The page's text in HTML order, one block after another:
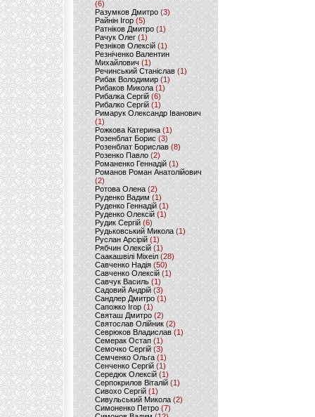
(6)
Разумков Дмитро (3)
Райнін Ігор(5)
Ратніков Дмитро (1)
Рачук Олег (1)
Резніков Олексій(1)
Резніченко Валентин
Михайлович (1)
Речинський Станіслав (1)
Рибак Володимир(1)
Рибаков Микола(1)
Рибалка Сергій (6)
Рибалко Сергій (1)
Римарук Олександр Іванович
(1)
Рожкова Катерина(1)
Розенблат Борис (3)
Розенблат Борислав (8)
Розенко Павло (2)
Романенко Геннадій (1)
Романов Роман Анатолійович
(2)
Ротова Олена(2)
Руденко Вадим (1)
Руденко Геннадій (1)
Руденко Олексій(1)
Рудик Сергій(6)
Рудьковський Микола (1)
Руслан Арсірій(1)
Рябчин Олексій (1)
Саакашвілі Міхеіл(28)
Савченко Надія (50)
Савченко Олексій(1)
Савчук Василь (1)
Садовий Андрій (3)
Сандлер Дмитро(1)
Сапожко Ігор(1)
Святаш Дмитро (2)
Святослав Олійник (2)
Севрюков Владислав (1)
Семерак Остап (1)
Семочко Сергій (3)
Семченко Ольга (1)
Сенченко Сергій(1)
Середюк Олексій(1)
Серпокрилов Віталій(1)
Сивохо Сергій(1)
Сивульський Микола(2)
Симоненко Петро(7)